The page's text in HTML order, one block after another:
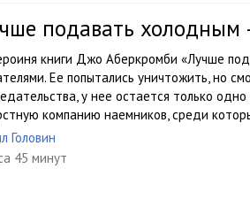
подавать
книги Джо Аберкромби «Лучше
Ее попытались уничтожить, но
у нее остается только
компанию наемников, среди
Головин
45 минут